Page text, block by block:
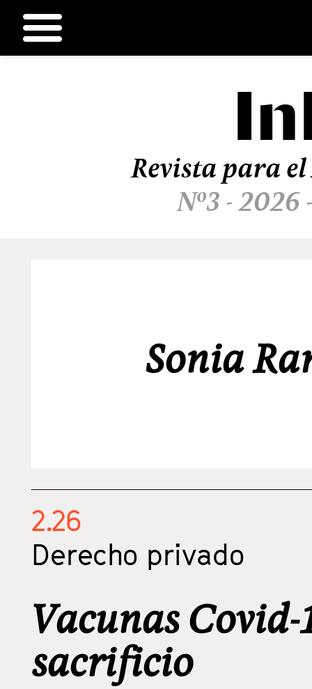
Revista para
Nº3 - 2026
Sonia
2.26
Derecho privado
Vacunas Covid-
sacrificio